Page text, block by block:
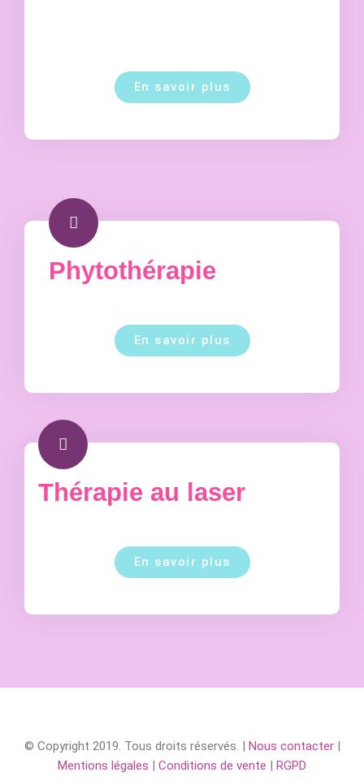
En savoir plus
Phytothérapie
En savoir plus
Thérapie au laser
En savoir plus
© Copyright 2019. Tous droits réservés. | Nous contacter|
Mentions légales | Conditions de vente | RGPD